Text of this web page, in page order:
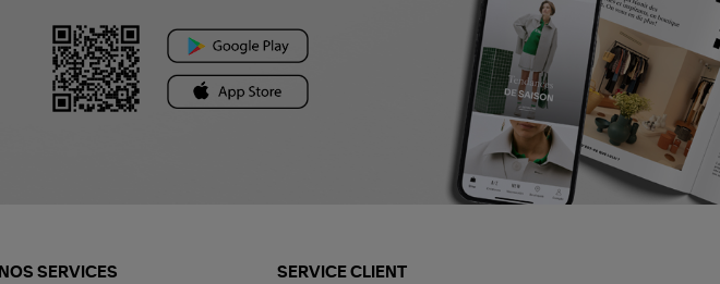
NOS SERVICES SERVICE CLIENT